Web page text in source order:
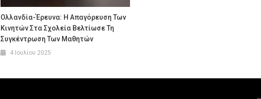
Ολλανδία-Έρευνα: Η Απαγόρευση Των
Κινητών Στα Σχολεία Βελτίωσε Τη
Συγκέντρωση Των Μαθητών
4 Ιουλίου 2025